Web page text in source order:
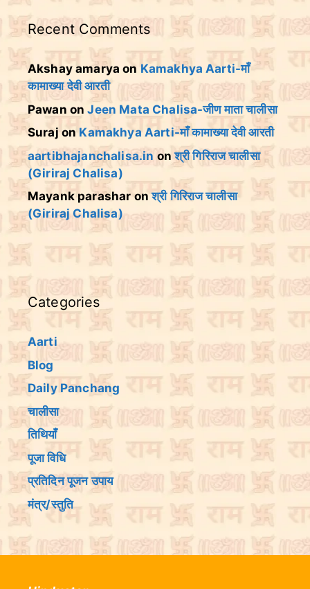
Recent Comments
Akshay amarya on Kamakhya Aarti-माँ
कामाख्या देवी आरती
Pawan onJeen Mata Chalisa-जीण माता चालीसा
Suraj on Kamakhya Aarti-माँ कामाख्या देवी आरती
aartibhajanchalisa.in onश्री गिरिराज चालीसा
(Giriraj Chalisa)
Mayank parashar onश्री गिरिराज चालीसा
(Giriraj Chalisa)
Categories
Aarti
Blog
Daily Panchang
चालीसा
तिथियांँ
पूजा विधि
प्रतिदिन पूजन उपाय
मंत्र/स्तुति